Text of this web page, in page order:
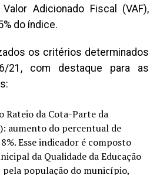
Adicionado Fiscal (VAF),
do índice.
os critérios determinados
21, com destaque para as
Rateio da Cota-Parte da
aumento do percentual de
Esse indicador é composto
da Qualidade da Educação
pela população do município,